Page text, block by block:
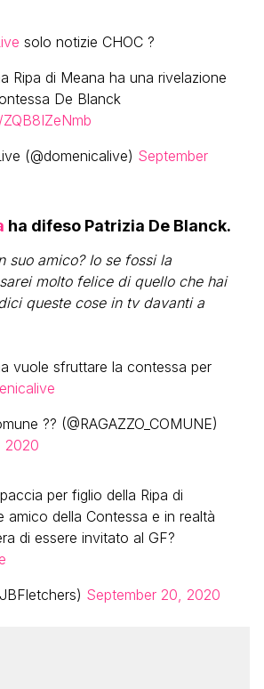
solo notizie CHOC ?
Ripa di Meana ha una rivelazione
De Blanck
(@domenicalive) September
ha difeso Patrizia De Blanck.
suo amico? Io se fossi la
molto felice di quello che hai
queste cose in tv davanti a
vuole sfruttare la contessa per
?️‍? (@RAGAZZO_COMUNE)
2020
per figlio della Ripa di
amico della Contessa e in realtà
di essere invitato al GF?
September 20, 2020